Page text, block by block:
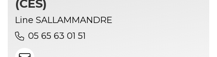
(CES)
Line SALLAMMANDRE
05 65 63 01 51